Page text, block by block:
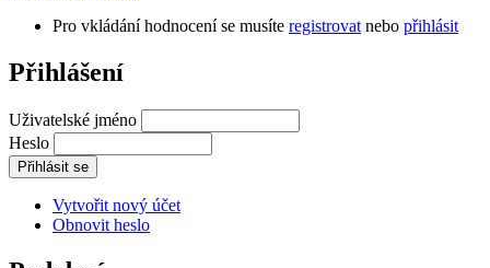
Pro vkládání hodnocení se musíte registrovat nebo přihlásit
Přihlášení
Uživatelské jméno
Heslo
Vytvořit nový účet
Obnovit heslo